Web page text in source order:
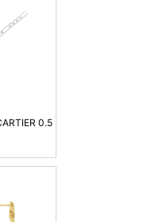
0.5